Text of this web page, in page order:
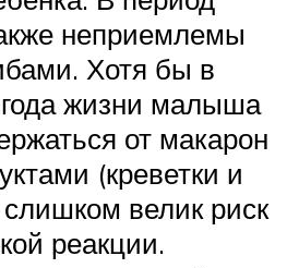
неприемлемы
Хотя бы в
жизни малыша
от макарон
(креветки и
велик риск
реакции.